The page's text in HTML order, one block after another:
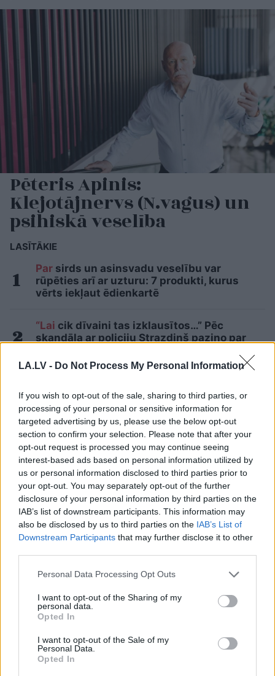
LA.LV - Do Not Process My Personal Information
If you wish to opt-out of the sale, sharing to third parties, or
processing of your personal or sensitive information for
targeted advertising by us, please use the below opt-out
section to confirm your selection. Please note that after your
opt-out request is processed you may continue seeing
interest-based ads based on personal information utilized by
us or personal information disclosed to third parties prior to
your opt-out. You may separately opt-out of the further
disclosure of your personal information by third parties on the
IAB’s list of downstream participants. This information may
also be disclosed by us to third parties on the IAB’s List of
Downstream Participants that may further disclose it to other
Please note that this website/app uses one or more Google
not limited to your visit or usage behaviour. You may click to
grant or deny consent to Google and its third-party tags to
use your data for below specified purposes in below Google
consent section.
Personal Data Processing Opt Outs
I want to opt-out of the Sharing of my
personal data.
Opted In
I want to opt-out of the Sale of my
Personal Data.
Opted In
Pēteris Apinis:
Klejotājnervs (N.vagus) un
psihiskā veselība
LASĪTĀKIE
Par sirds un asinsvadu veselību var
rūpēties arī ar uzturu: 7 produkti, kurus
vērts iekļaut ēdienkartē
“Lai cik dīvaini tas izklausītos…” Pēc
skandāla ar policiju Strazdiņš paziņo par
ceļiem: turam īkšķus, lai neatrodi sarakstā
savu auto
Nopietns incidents Vācijā: drons ar
sprāgstvielām ietriecas lidmašīnas
spārnā
Tūristi nosaukuši sešas skaistākās
Eiropas pilsētas. Starp tām ir arī kāda no
Latvijas
Sadarbības projekts